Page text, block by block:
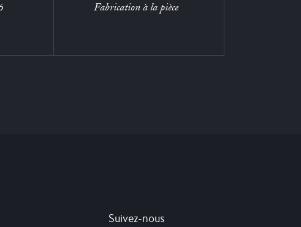
Fabrication à la pièce
Suivez-nous